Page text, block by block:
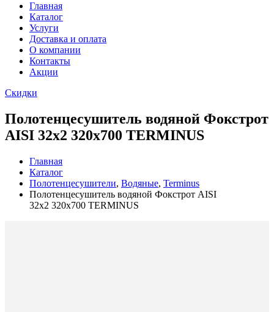
Главная
Каталог
Услуги
Доставка и оплата
О компании
Контакты
Акции
Скидки
Полотенцесушитель водяной Фокстрот
AISI 32х2 320х700 TERMINUS
Главная
Каталог
Полотенцесушители, Водяные, Terminus
Полотенцесушитель водяной Фокстрот AISI
32х2 320х700 TERMINUS